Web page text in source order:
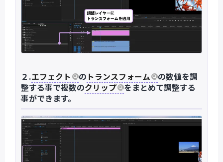
２.エフェクト の トランスフォーム
の数値を調
整する事で複数のクリップ
をまとめて調整する
事ができます。